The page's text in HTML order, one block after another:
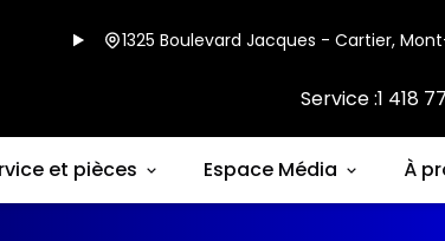
1325 Boulevard Jacques - Cartier,
Service :1 418
et pièces Espace Média À